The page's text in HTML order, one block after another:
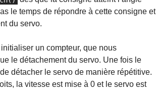
le temps de répondre à cette consigne et
du servo.
un compteur, que nous
le détachement du servo. Une fois le
détacher le servo de manière répétitive.
la vitesse est mise à 0 et le servo est